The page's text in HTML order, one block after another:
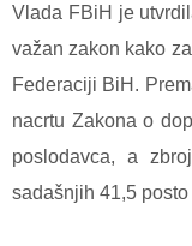
Vlada FBiH je
važan zakon kako
Federaciji BiH.
nacrtu Zakona o
poslodavca, a
sadašnjih 41,5